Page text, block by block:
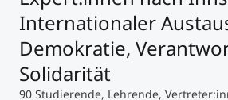
Management-Seminare
Technische Weiterbildung
Internationaler
Demokratie,
Solidarität
90 Studierende, Lehrende,